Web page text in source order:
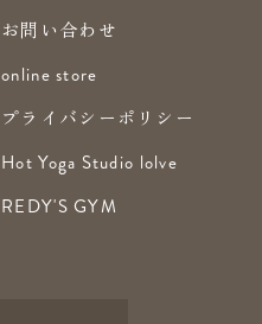
お問い合わせ
online store
プライバシーポリシー
Hot Yoga Studio lolve
REDY'S GYM